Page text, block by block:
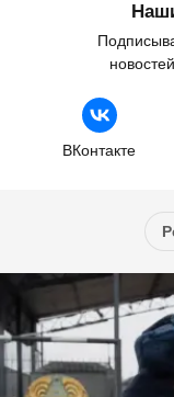
ВКонтакте